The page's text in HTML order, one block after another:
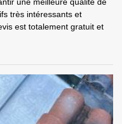
très intéressants et
est totalement gratuit et